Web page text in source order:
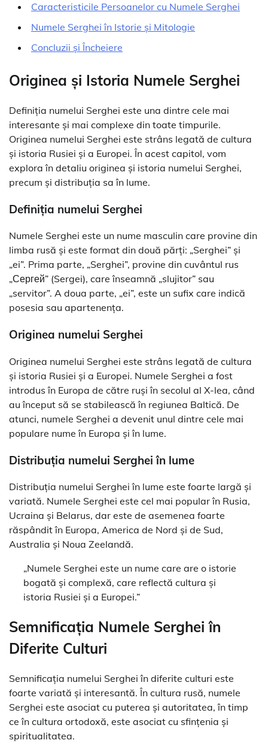
Caracteristicile Persoanelor cu Numele Serghei
Numele Serghei în Istorie și Mitologie
Concluzii și Încheiere
Originea și Istoria Numele Serghei
Definiția numelui Serghei este una dintre cele mai
interesante și mai complexe din toate timpurile.
Originea numelui Serghei este strâns legată de cultura
și istoria Rusiei și a Europei. În acest capitol, vom
explora în detaliu originea și istoria numelui Serghei,
precum și distribuția sa în lume.
Definiția numelui Serghei
Numele Serghei este un nume masculin care provine din
limba rusă și este format din două părți: „Serghei” și
„ei”. Prima parte, „Serghei”, provine din cuvântul rus
„Сергей” (Sergei), care înseamnă „slujitor” sau
„servitor”. A doua parte, „ei”, este un sufix care indică
posesia sau apartenența.
Originea numelui Serghei
Originea numelui Serghei este strâns legată de cultura
și istoria Rusiei și a Europei. Numele Serghei a fost
introdus în Europa de către ruși în secolul al X-lea, când
au început să se stabilească în regiunea Baltică. De
atunci, numele Serghei a devenit unul dintre cele mai
populare nume în Europa și în lume.
Distribuția numelui Serghei în lume
Distribuția numelui Serghei în lume este foarte largă și
variată. Numele Serghei este cel mai popular în Rusia,
Ucraina și Belarus, dar este de asemenea foarte
răspândit în Europa, America de Nord și de Sud,
Australia și Noua Zeelandă.
„Numele Serghei este un nume care are o istorie
bogată și complexă, care reflectă cultura și
istoria Rusiei și a Europei.”
Semnificația Numele Serghei în
Diferite Culturi
Semnificația numelui Serghei în diferite culturi este
foarte variată și interesantă. În cultura rusă, numele
Serghei este asociat cu puterea și autoritatea, în timp
ce în cultura ortodoxă, este asociat cu sfințenia și
spiritualitatea.